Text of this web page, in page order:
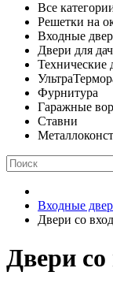
Все
Решетки на
Входные
Двери для
Технические
Фурнитура
Гаражные
Ставни
Входные
Двери со
Двери со